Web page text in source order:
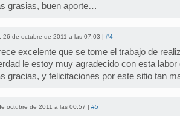
grasias, buen aporte…
26 de octubre de 2011 a las 07:03 | #4
excelente que se tome el trabajo de
le estoy muy agradecido con esta labor
gracias, y felicitaciones por este sitio tan
octubre de 2011 a las 00:57 | #5